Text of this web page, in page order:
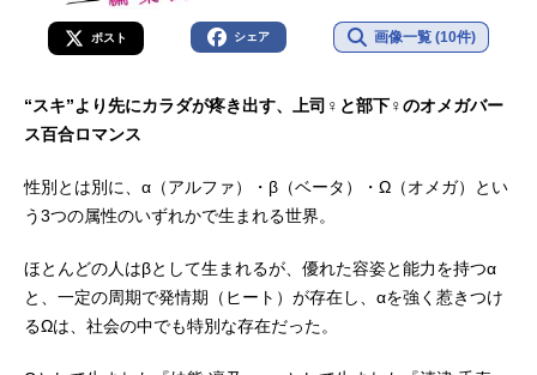
ポスト シェア 画像一覧 (10件)
“スキ”より先にカラダが疼き出す、上司♀と部下♀のオメガバー
ス百合ロマンス
性別とは別に、α（アルファ）・β（ベータ）・Ω（オメガ）とい
う3つの属性のいずれかで生まれる世界。
ほとんどの人はβとして生まれるが、優れた容姿と能力を持つα
と、一定の周期で発情期（ヒート）が存在し、αを強く惹きつけ
るΩは、社会の中でも特別な存在だった。